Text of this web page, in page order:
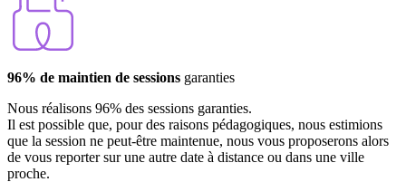
96% de maintien de sessions garanties
Nous réalisons 96% des sessions garanties.
Il est possible que, pour des raisons pédagogiques, nous estimions
que la session ne peut-être maintenue, nous vous proposerons alors
de vous reporter sur une autre date à distance ou dans une ville
proche.